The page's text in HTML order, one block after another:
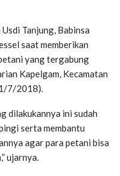
Tanjung, Babinsa
saat memberikan
yang tergabung
Kapelgam, Kecamatan
7/2018).
dilakukannya ini sudah
serta membantu
agar para petani bisa
ujarnya.